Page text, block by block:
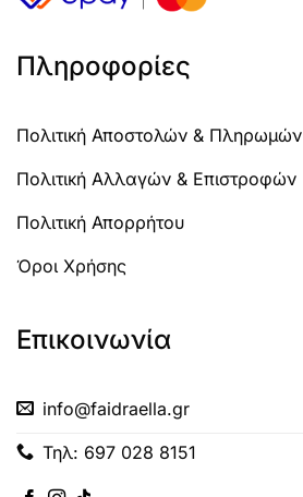
Πληροφορίες
Πολιτική Αποστολών & Πληρωμών
Πολιτική Αλλαγών & Επιστροφών
Πολιτική Απορρήτου
Όροι Χρήσης
Επικοινωνία
info@faidraella.gr
Τηλ: 697 028 8151